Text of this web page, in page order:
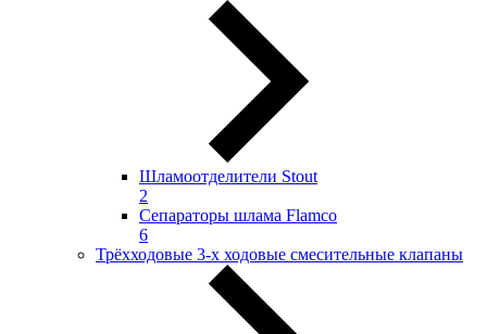
Шламоотделители Stout
2
Сепараторы шлама Flamco
6
Трёхходовые 3-х ходовые смесительные клапаны